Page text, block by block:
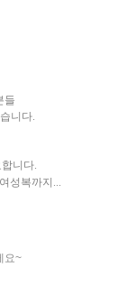
들
니다.
니다.
성복까지...
요~